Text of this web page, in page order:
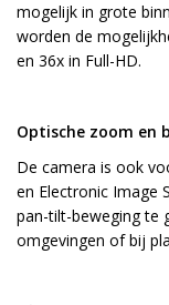
mogelijk in grote
worden de
en 36x in Full-HD.
Optische zoom en
De camera is ook
en Electronic Image
pan-tilt-beweging te
omgevingen of bij